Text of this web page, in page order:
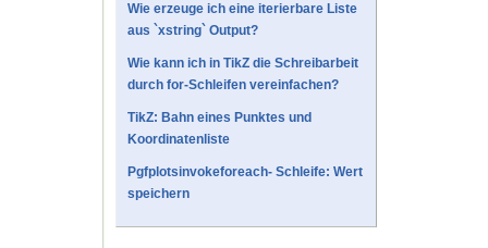
Wie erzeuge ich eine iterierbare Liste
aus `xstring` Output?
Wie kann ich in TikZ die Schreibarbeit
durch for-Schleifen vereinfachen?
TikZ: Bahn eines Punktes und
Koordinatenliste
Pgfplotsinvokeforeach- Schleife: Wert
speichern